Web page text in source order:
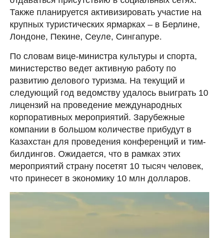
Также планируется активизировать участие на
крупных туристических ярмарках – в Берлине,
Лондоне, Пекине, Сеуле, Сингапуре.
По словам вице-министра культуры и спорта,
министерство ведет активную работу по
развитию делового туризма. На текущий и
следующий год ведомству удалось выиграть 10
лицензий на проведение международных
корпоративных мероприятий. Зарубежные
компании в большом количестве прибудут в
Казахстан для проведения конференций и тим-
билдингов. Ожидается, что в рамках этих
мероприятий страну посетят 10 тысяч человек,
что принесет в экономику 10 млн долларов.